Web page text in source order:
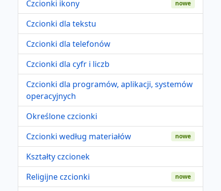
Czcionki ikony nowe
Czcionki dla tekstu
Czcionki dla telefonów
Czcionki dla cyfr i liczb
Czcionki dla programów, aplikacji, systemów
operacyjnych
Określone czcionki
Czcionki według materiałów
nowe
Kształty czcionek
Religijne czcionki
nowe